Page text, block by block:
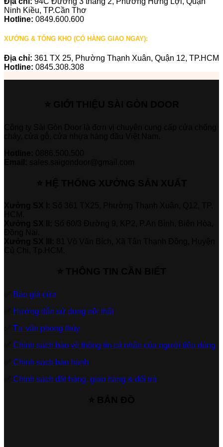
Ninh Kiều, TP.Cần Thơ
Hotline: 0849.600.600
XƯỞNG & TỔNG KHO (CÓ HÀNG GIAO NGAY):
Địa chỉ: 361 TX 25, Phường Thạnh Xuân, Quận 12, TP.HCM
Hotline: 0845.308.308
Báo giá cửa
Hướng dẫn sử dụng nội thất
Tư vấn phong thủy
Chính sách bảo vệ thông tin cá nhân của người tiêu dùng
Chính sách bảo hành
Chính sách đặt hàng, giao hàng & đổi trả